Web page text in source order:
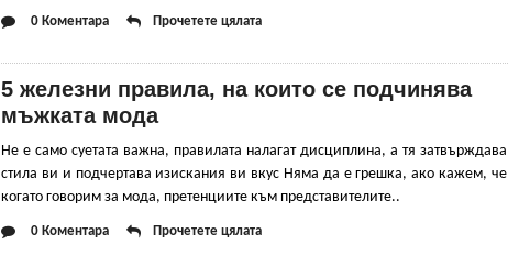
0 Коментара Прочетете цялата
5 железни правила, на които се подчинява
мъжката мода
Не е само суетата важна, правилата налагат дисциплина, а тя затвърждава
стила ви и подчертава изискания ви вкус Няма да е грешка, ако кажем, че
когато говорим за мода, претенциите към представителите..
0 Коментара Прочетете цялата